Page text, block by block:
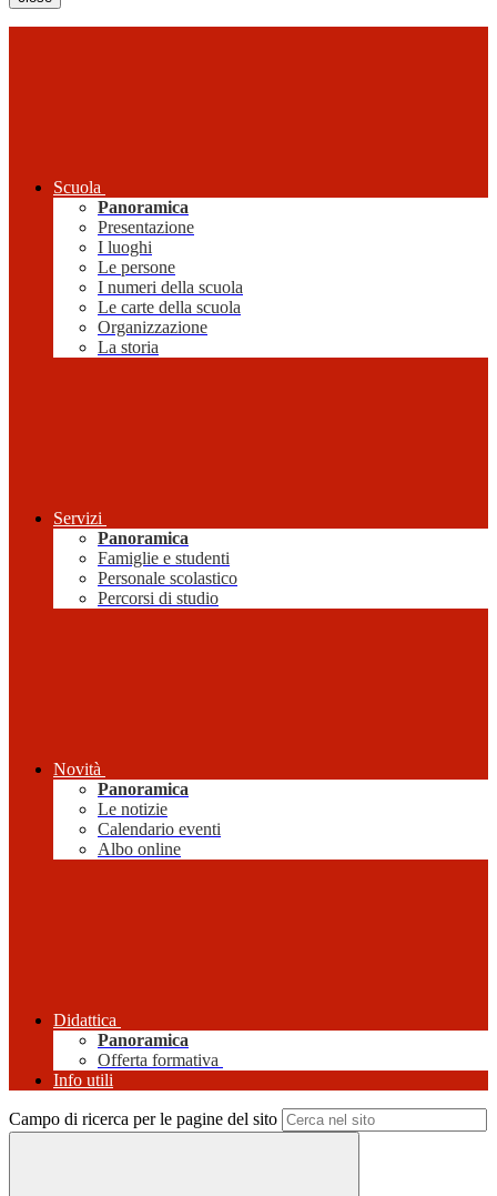
Scuola
Panoramica
Presentazione
I luoghi
Le persone
I numeri della scuola
Le carte della scuola
Organizzazione
La storia
Servizi
Panoramica
Famiglie e studenti
Personale scolastico
Percorsi di studio
Novità
Panoramica
Le notizie
Calendario eventi
Albo online
Didattica
Panoramica
Offerta formativa
Info utili
Campo di ricerca per le pagine del sito